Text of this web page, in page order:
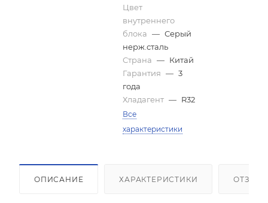
Цвет
внутреннего
блока — Серый
нерж.сталь
Страна — Китай
Гарантия — 3
года
Хладагент — R32
Все
характеристики
ОПИСАНИЕ ХАРАКТЕРИСТИКИ